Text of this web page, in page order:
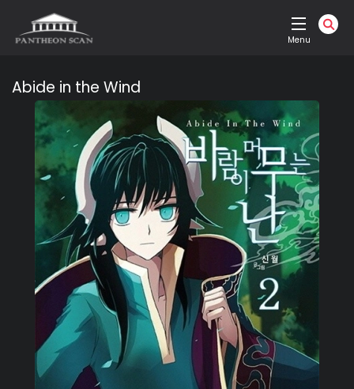
Menu
Abide in the Wind